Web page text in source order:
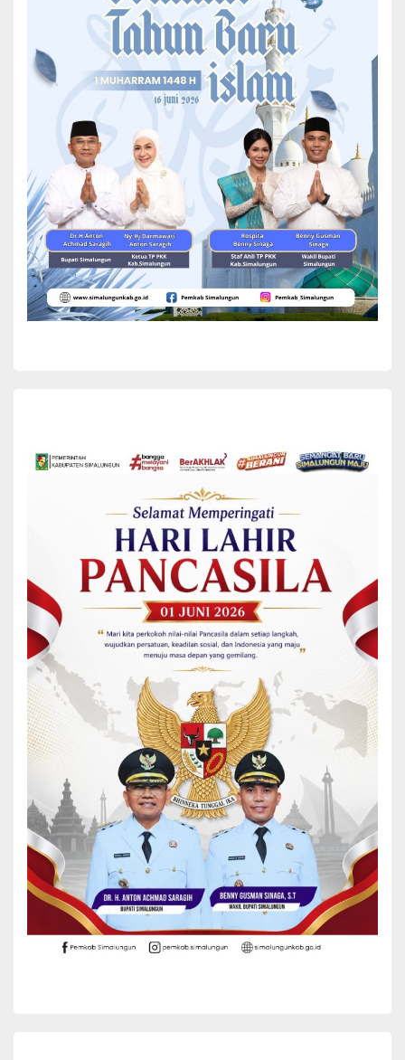
Setibanya di Gorontalo, Bupati Simalungun mengikuti prosesi
penyambutan kebesaran adat Gorontalo “Mototilolo”, sebuah
tradisi penghormatan kepada tamu kehormatan yang telah
diterima oleh masyarakat Duluwo Limo Lo Pohalaa dan
memperoleh restu memasuki wilayah Provinsi Gorontalo.
Suasana penyambutan berlangsung khidmat dan penuh rasa
kekeluargaan, mencerminkan nilai-nilai budaya, persaudaraan, dan
keramahan masyarakat Gorontalo.
Gubernur Gorontalo, Dr. Ir. Gusnar Ismail, M.M, menyampaikan
selamat datang kepada Bupati Simalungun beserta rombongan
dan berharap kehadiran mereka dapat memperkuat hubungan
antardaerah serta menjadi momentum bertukar pengalaman
dalam memajukan sektor pertanian, perikanan, dan pembangunan
pedesaan.
Penyambutan adat Mototilolo merupakan kehormatan yang
sangat berarti dan menjadi simbol kuatnya nilai persaudaraan
serta penghormatan terhadap tamu yang dijunjung tinggi oleh
masyarakat Gorontalo.
“Kehadiran kami di Provinsi Gorontalo untuk mengikuti Pekan
Nasional Petani Nelayan XVII Tahun 2026 menjadi momentum
penting dalam memperkuat sinergi antardaerah, khususnya dalam
pengembangan sektor pertanian dan perikanan guna
meningkatkan kesejahteraan masyarakat,” ujar Anton.
Bupati berharap hubungan baik antara Kabupaten Simalungun dan
Provinsi Gorontalo semakin erat serta mampu memberikan
manfaat bagi kemajuan daerah dan kesejahteraan masyarakat di
kedua wilayah.(*)